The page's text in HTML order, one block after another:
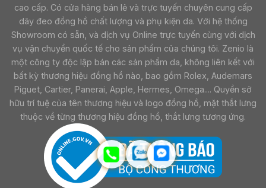
cao cấp. Có cửa hàng bán lẻ và trực tuyến chuyên cung cấp
dây đeo đồng hồ chất lượng và phụ kiện da. Với hệ thống
Showroom có sẵn, và dịch vụ Online trực tuyến cùng với dịch
vụ vận chuyển quốc tế cho sản phẩm của chúng tôi. Zenio là
một công ty độc lập bán các sản phẩm da, không liên kết với
bất kỳ thương hiệu đồng hồ nào, bao gồm Rolex, Audemars
Piguet, Cartier, Panerai, Apple, Hermes, Omega.... Quyền sở
hữu trí tuệ của tên thương hiệu và logo đồng hồ, mặt thắt lưng
thuộc về từng thương hiệu đồng hồ, thắt lưng tương ứng.